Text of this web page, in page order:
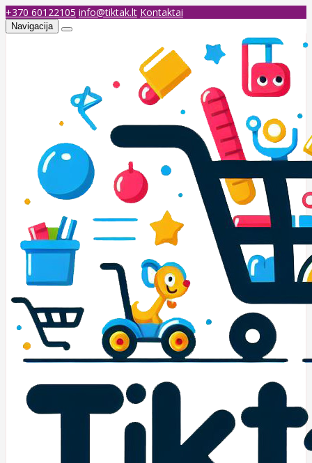
+370 60122105 info@tiktak.lt Kontaktai
Navigacija